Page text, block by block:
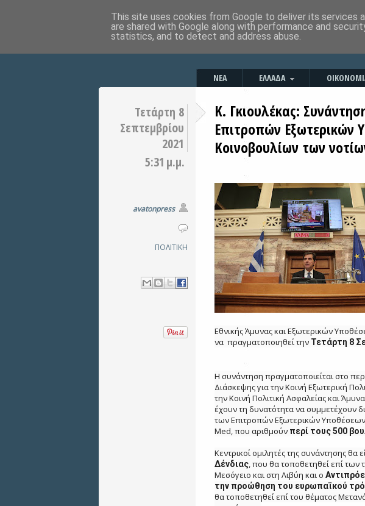
ΝΕΑ ΕΛΛΑΔΑ
Τετάρτη 8
Σεπτεμβρίου
2021
5:31 μ.μ.
avatonpress
ΠΟΛΙΤΙΚΗ
Κ. Γκιουλέκας:
Επιτροπών Εξωτερικών
Κοινοβουλίων των
Εθνικής Άμυνας και Εξωτερικών
να πραγματοποιηθεί την Τετάρτη 8
Η συνάντηση πραγματοποιείται στο
Διάσκεψης για την Κοινή Εξωτερική
την Κοινή Πολιτική Ασφαλείας και
έχουν τη δυνατότητα να συμμετέχουν
των Επιτροπών Εξωτερικών
Med, που αριθμούν περί τους 500
Κεντρικοί ομιλητές της συνάντησης θα
Δένδιας, που θα τοποθετηθεί επί των
Μεσόγειο και στη Λιβύη και ο
την προώθηση του ευρωπαϊκού
θα τοποθετηθεί επί του θέματος
This site uses cookies from Google to deliver its services
are shared with Google along with performance and
statistics, and to detect and address abuse.